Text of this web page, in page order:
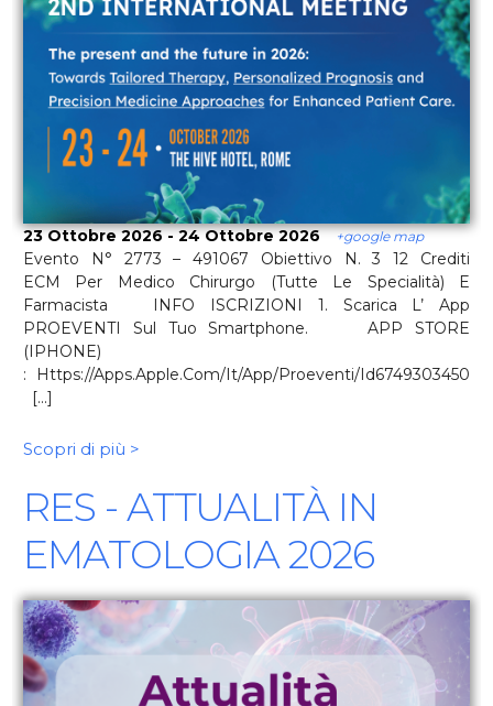
23 Ottobre 2026 - 24 Ottobre 2026 +google map
Evento N° 2773 – 491067 Obiettivo N. 3 12 Crediti
ECM Per Medico Chirurgo (tutte Le Specialità) E
Farmacista INFO ISCRIZIONI 1. Scarica L’ App
PROEVENTI Sul Tuo Smartphone. APP STORE
(IPHONE)
: Https://apps.apple.com/it/app/proeventi/id6749303450
[...]
Scopri di più >
RES - ATTUALITÀ IN
EMATOLOGIA 2026